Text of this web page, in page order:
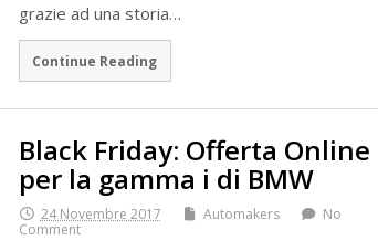
grazie ad una storia…
Continue Reading
Black Friday: Offerta Online
per la gamma i di BMW
24 Novembre 2017 Automakers
No
Comment